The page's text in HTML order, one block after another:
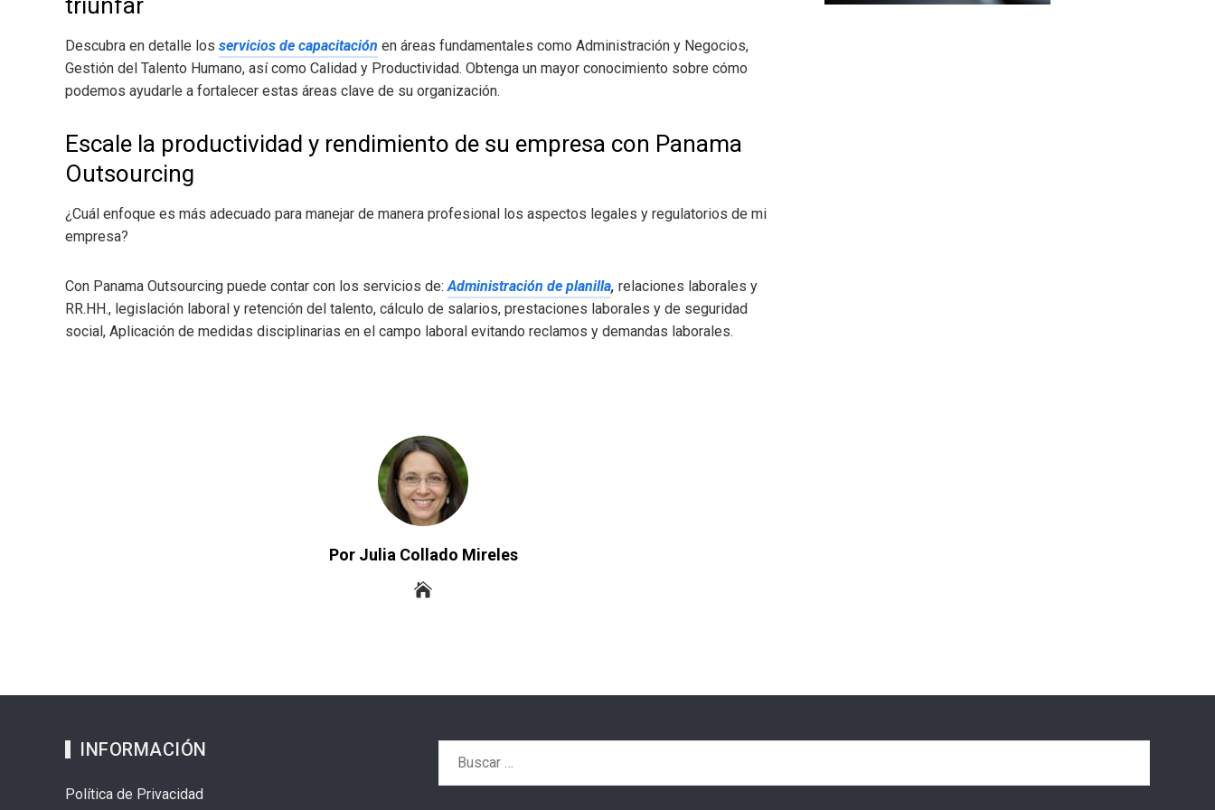
Descubra en detalle los servicios de capacitación en áreas fundamentales como Administración y Negocios,
Gestión del Talento Humano, así como Calidad y Productividad. Obtenga un mayor conocimiento sobre cómo
podemos ayudarle a fortalecer estas áreas clave de su organización.
Escale la productividad y rendimiento de su empresa con Panama
Outsourcing
¿Cuál enfoque es más adecuado para manejar de manera profesional los aspectos legales y regulatorios de mi
empresa?
Con Panama Outsourcing puede contar con los servicios de: Administración de planilla, relaciones laborales y
RR.HH., legislación laboral y retención del talento, cálculo de salarios, prestaciones laborales y de seguridad
social, Aplicación de medidas disciplinarias en el campo laboral evitando reclamos y demandas laborales.
Por Julia Collado Mireles
INFORMACIÓN
Política de Privacidad